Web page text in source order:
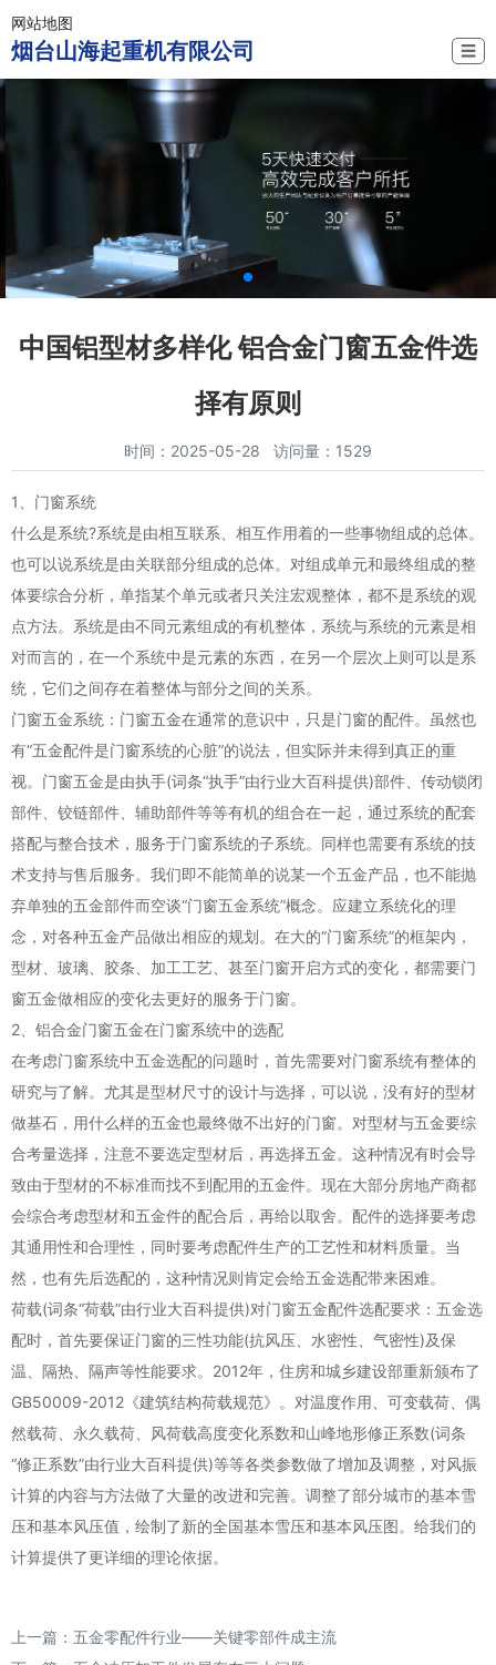
网站地图
烟台山海起重机有限公司 ☰
中国铝型材多样化 铝合金门窗五金件选
择有原则
时间：2025-05-28 访问量：1529
1、门窗系统
什么是系统?系统是由相互联系、相互作用着的一些事物组成的总体。
也可以说系统是由关联部分组成的总体。对组成单元和最终组成的整
体要综合分析，单指某个单元或者只关注宏观整体，都不是系统的观
点方法。系统是由不同元素组成的有机整体，系统与系统的元素是相
对而言的，在一个系统中是元素的东西，在另一个层次上则可以是系
统，它们之间存在着整体与部分之间的关系。
门窗五金系统：门窗五金在通常的意识中，只是门窗的配件。虽然也
有“五金配件是门窗系统的心脏”的说法，但实际并未得到真正的重
视。门窗五金是由执手(词条“执手”由行业大百科提供)部件、传动锁闭
部件、铰链部件、辅助部件等等有机的组合在一起，通过系统的配套
搭配与整合技术，服务于门窗系统的子系统。同样也需要有系统的技
术支持与售后服务。我们即不能简单的说某一个五金产品，也不能抛
弃单独的五金部件而空谈“门窗五金系统”概念。应建立系统化的理
念，对各种五金产品做出相应的规划。在大的“门窗系统”的框架内，
型材、玻璃、胶条、加工工艺、甚至门窗开启方式的变化，都需要门
窗五金做相应的变化去更好的服务于门窗。
2、铝合金门窗五金在门窗系统中的选配
在考虑门窗系统中五金选配的问题时，首先需要对门窗系统有整体的
研究与了解。尤其是型材尺寸的设计与选择，可以说，没有好的型材
做基石，用什么样的五金也最终做不出好的门窗。对型材与五金要综
合考量选择，注意不要选定型材后，再选择五金。这种情况有时会导
致由于型材的不标准而找不到配用的五金件。现在大部分房地产商都
会综合考虑型材和五金件的配合后，再给以取舍。配件的选择要考虑
其通用性和合理性，同时要考虑配件生产的工艺性和材料质量。当
然，也有先后选配的，这种情况则肯定会给五金选配带来困难。
荷载(词条“荷载”由行业大百科提供)对门窗五金配件选配要求：五金选
配时，首先要保证门窗的三性功能(抗风压、水密性、气密性)及保
温、隔热、隔声等性能要求。2012年，住房和城乡建设部重新颁布了
GB50009-2012《建筑结构荷载规范》。对温度作用、可变载荷、偶
然载荷、永久载荷、风荷载高度变化系数和山峰地形修正系数(词条
“修正系数”由行业大百科提供)等等各类参数做了增加及调整，对风振
计算的内容与方法做了大量的改进和完善。调整了部分城市的基本雪
压和基本风压值，绘制了新的全国基本雪压和基本风压图。给我们的
计算提供了更详细的理论依据。
上一篇： 五金零配件行业——关键零部件成主流